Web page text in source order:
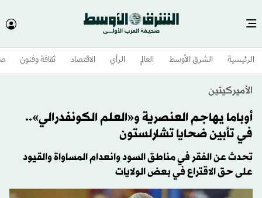
الرئيسية الشرق الأوسط​ العالم الرأي الاقتصاد ثقافة وفنون
الأميركيتين
أوباما يهاجم العنصرية و«العلم الكونفدرالي»..
في تأبين ضحايا تشارلستون
تحدث عن الفقر في مناطق السود وانعدام المساواة والقيود
على حق الاقتراع في بعض الولايات